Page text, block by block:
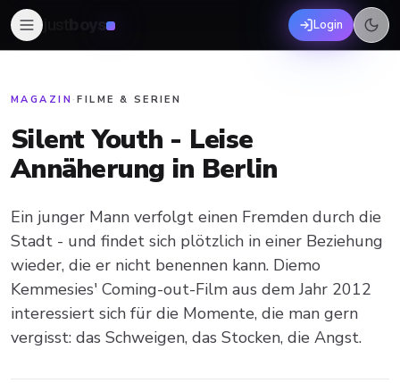
boys Login
MAGAZIN ·FILME & SERIEN
Silent Youth - Leise
Annäherung in Berlin
Ein junger Mann verfolgt einen Fremden durch die
Stadt - und findet sich plötzlich in einer Beziehung
wieder, die er nicht benennen kann. Diemo
Kemmesies' Coming-out-Film aus dem Jahr 2012
interessiert sich für die Momente, die man gern
vergisst: das Schweigen, das Stocken, die Angst.